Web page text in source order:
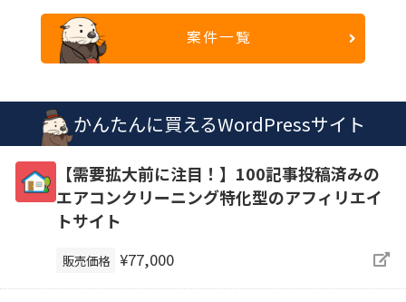
案件一覧
かんたんに買えるWordPressサイト
【需要拡大前に注目！】100記事投稿済みの
エアコンクリーニング特化型のアフィリエイ
トサイト
販売価格 ¥77,000